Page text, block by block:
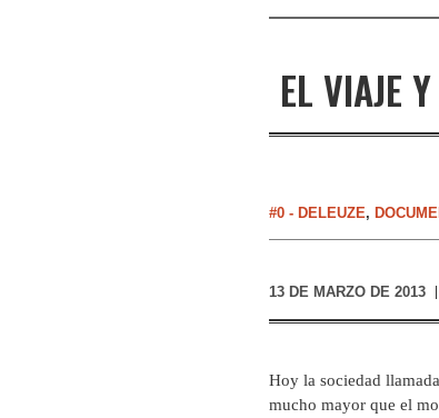
EL VIAJE
#0 - DELEUZE,
13 DE MARZO DE 2013
Hoy la sociedad
mucho mayor que el